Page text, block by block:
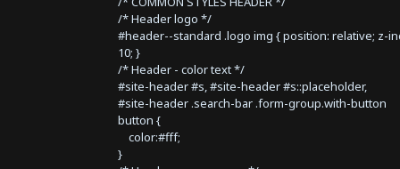
/* Header logo */
#header--standard .logo img { position: relative; z-
10; }
/* Header - color text */
#site-header #s, #site-header #s::placeholder,
#site-header .search-bar .form-group.with-button
button {
color:#fff;
}